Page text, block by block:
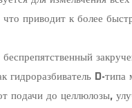
что приводит к более
D-
подачи до целлюлозы,